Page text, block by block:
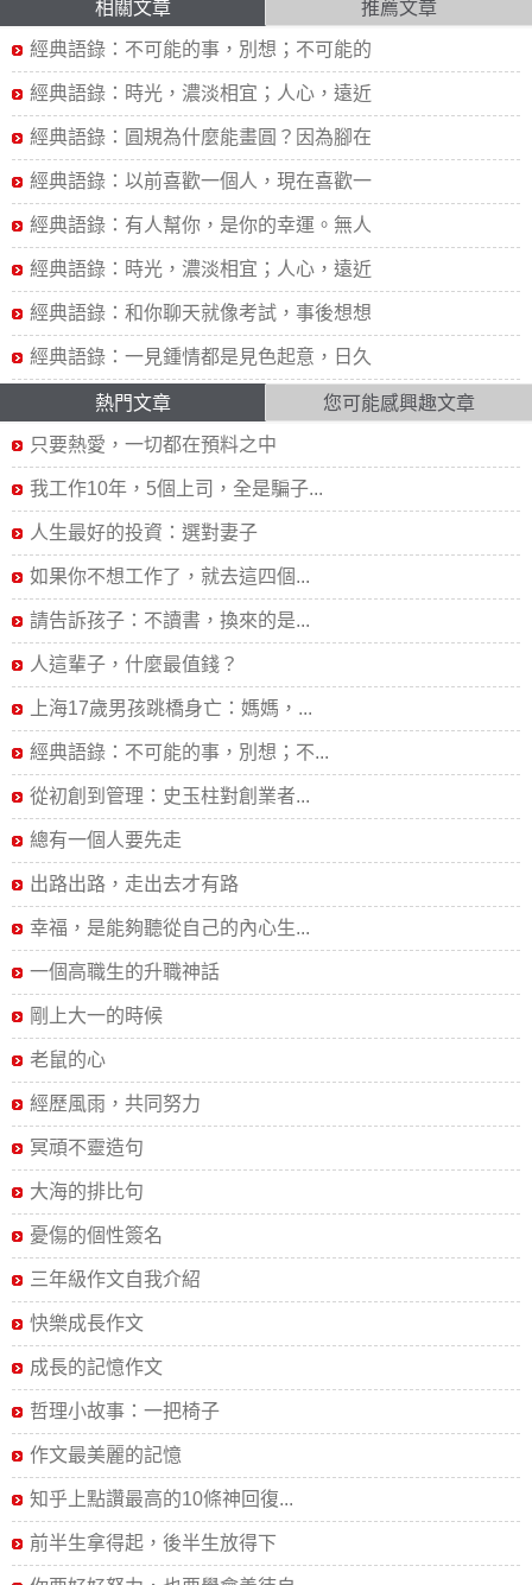
相關文章 推薦文章
經典語錄：不可能的事，別想；不可能的
經典語錄：時光，濃淡相宜；人心，遠近
經典語錄：圓規為什麼能畫圓？因為腳在
經典語錄：以前喜歡一個人，現在喜歡一
經典語錄：有人幫你，是你的幸運。無人
經典語錄：時光，濃淡相宜；人心，遠近
經典語錄：和你聊天就像考試，事後想想
經典語錄：一見鍾情都是見色起意，日久
熱門文章 您可能感興趣文章
只要熱愛，一切都在預料之中
我工作10年，5個上司，全是騙子...
人生最好的投資：選對妻子
如果你不想工作了，就去這四個...
請告訴孩子：不讀書，換來的是...
人這輩子，什麼最值錢？
上海17歲男孩跳橋身亡：媽媽，...
經典語錄：不可能的事，別想；不...
從初創到管理：史玉柱對創業者...
總有一個人要先走
出路出路，走出去才有路
幸福，是能夠聽從自己的內心生...
一個高職生的升職神話
剛上大一的時候
老鼠的心
經歷風雨，共同努力
冥頑不靈造句
大海的排比句
憂傷的個性簽名
三年級作文自我介紹
快樂成長作文
成長的記憶作文
哲理小故事：一把椅子
作文最美麗的記憶
知乎上點讚最高的10條神回復...
前半生拿得起，後半生放得下